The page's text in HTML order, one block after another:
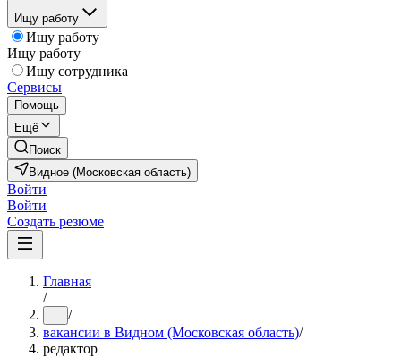
Ищу работу
Ищу работу
Ищу работу
Ищу сотрудника
Сервисы
Помощь
Ещё
Поиск
Видное (Московская область)
Войти
Войти
Создать резюме
Главная
/
... /
вакансии в Видном (Московская область)/
редактор